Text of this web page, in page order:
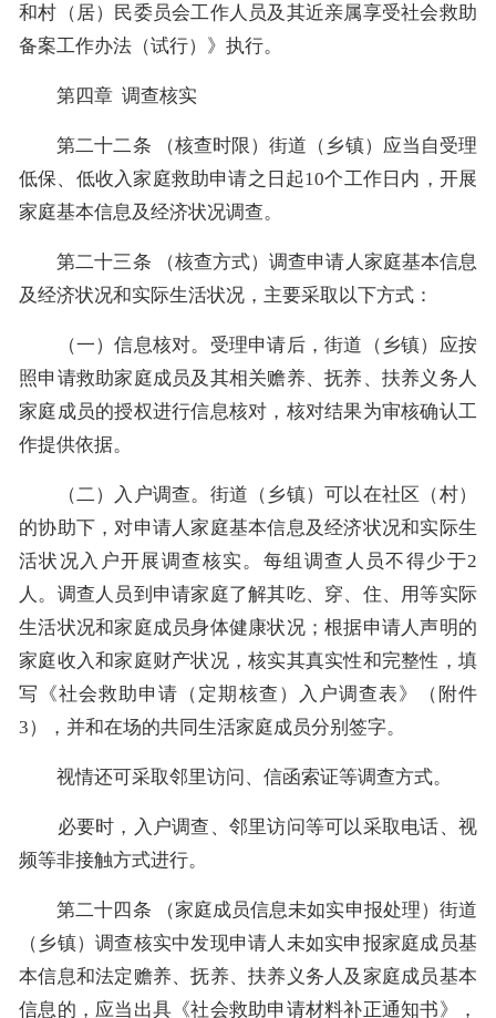
和村（居）民委员会工作人员及其近亲属享受社会救助
备案工作办法（试行）》执行。
第四章 调查核实
第二十二条 （核查时限）街道（乡镇）应当自受理
低保、低收入家庭救助申请之日起10个工作日内，开展
家庭基本信息及经济状况调查。
第二十三条 （核查方式）调查申请人家庭基本信息
及经济状况和实际生活状况，主要采取以下方式：
（一）信息核对。受理申请后，街道（乡镇）应按
照申请救助家庭成员及其相关赡养、抚养、扶养义务人
家庭成员的授权进行信息核对，核对结果为审核确认工
作提供依据。
（二）入户调查。街道（乡镇）可以在社区（村）
的协助下，对申请人家庭基本信息及经济状况和实际生
活状况入户开展调查核实。每组调查人员不得少于2
人。调查人员到申请家庭了解其吃、穿、住、用等实际
生活状况和家庭成员身体健康状况；根据申请人声明的
家庭收入和家庭财产状况，核实其真实性和完整性，填
写《社会救助申请（定期核查）入户调查表》（附件
3），并和在场的共同生活家庭成员分别签字。
视情还可采取邻里访问、信函索证等调查方式。
必要时，入户调查、邻里访问等可以采取电话、视
频等非接触方式进行。
第二十四条 （家庭成员信息未如实申报处理）街道
（乡镇）调查核实中发现申请人未如实申报家庭成员基
本信息和法定赡养、抚养、扶养义务人及家庭成员基本
信息的，应当出具《社会救助申请材料补正通知书》，